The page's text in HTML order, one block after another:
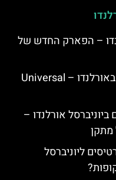
– הפארק החדש של
פארק המים יוניברסל וולקנו ביי באורלנדו – Universal
אורלנדו –
מתקן
ליוניברסל